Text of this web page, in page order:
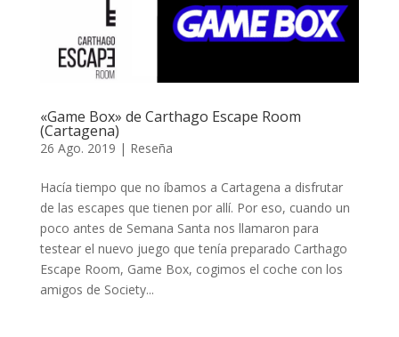
«Game Box» de Carthago Escape Room
(Cartagena)
26 Ago. 2019 | Reseña
Hacía tiempo que no íbamos a Cartagena a disfrutar
de las escapes que tienen por allí. Por eso, cuando un
poco antes de Semana Santa nos llamaron para
testear el nuevo juego que tenía preparado Carthago
Escape Room, Game Box, cogimos el coche con los
amigos de Society...